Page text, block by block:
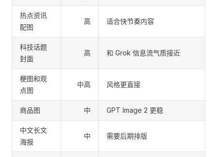
热点资讯
配图
高 适合快节奏内容
科技话题
封面
高 和 Grok 信息流气质接近
梗图和观
点图
中高 风格更直接
商品图 中 GPT Image 2 更稳
中文长文
海报
中 需要后期排版